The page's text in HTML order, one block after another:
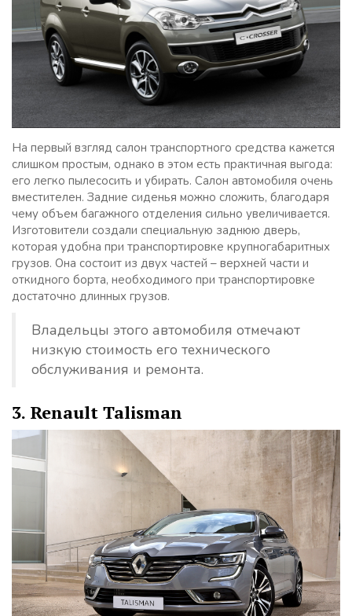
На первый взгляд салон транспортного средства кажется
слишком простым, однако в этом есть практичная выгода:
его легко пылесосить и убирать. Салон автомобиля очень
вместителен. Задние сиденья можно сложить, благодаря
чему объем багажного отделения сильно увеличивается.
Изготовители создали специальную заднюю дверь,
которая удобна при транспортировке крупногабаритных
грузов. Она состоит из двух частей – верхней части и
откидного борта, необходимого при транспортировке
достаточно длинных грузов.
Владельцы этого автомобиля отмечают
низкую стоимость его технического
обслуживания и ремонта.
3. Renault Talisman